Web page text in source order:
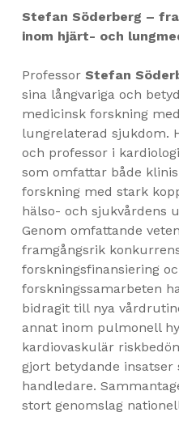
Stefan Söderberg –
inom hjärt- och
Professor Stefan
sina långvariga och
medicinsk forskning
lungrelaterad sjukdom.
och professor i
som omfattar både
forskning med stark
hälso- och sjukvårdens
Genom omfattande
framgångsrik
forskningsfinansiering
forskningssamarbeten
bidragit till nya
annat inom pulmonell
kardiovaskulär
gjort betydande
handledare.
stort genomslag